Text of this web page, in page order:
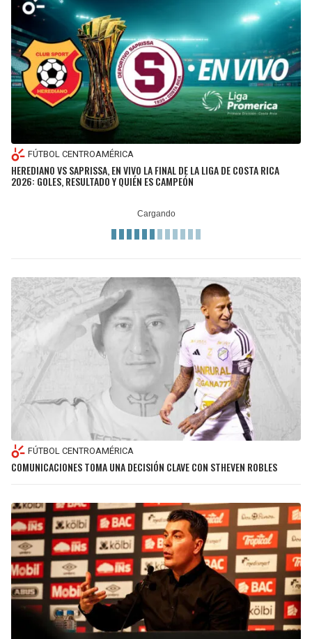
FÚTBOL CENTROAMÉRICA
HEREDIANO VS SAPRISSA, EN VIVO LA FINAL DE LA LIGA DE COSTA RICA
2026: GOLES, RESULTADO Y QUIÉN ES CAMPEÓN
FÚTBOL CENTROAMÉRICA
COMUNICACIONES TOMA UNA DECISIÓN CLAVE CON STHEVEN ROBLES